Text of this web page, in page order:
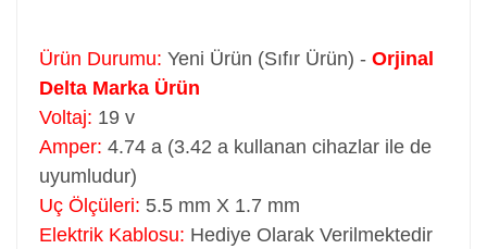
Ürün Durumu: Yeni Ürün (Sıfır Ürün) - Orjinal
Delta Marka Ürün
Voltaj: 19 v
Amper: 4.74 a (3.42 a kullanan cihazlar ile de
uyumludur)
Uç Ölçüleri: 5.5 mm X 1.7 mm
Elektrik Kablosu: Hediye Olarak Verilmektedir